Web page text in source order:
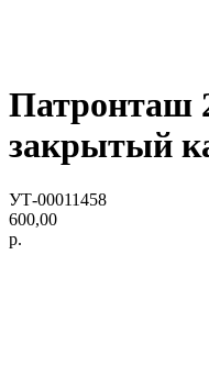
Патронташ
закрытый
УТ-00011458
600,00
р.